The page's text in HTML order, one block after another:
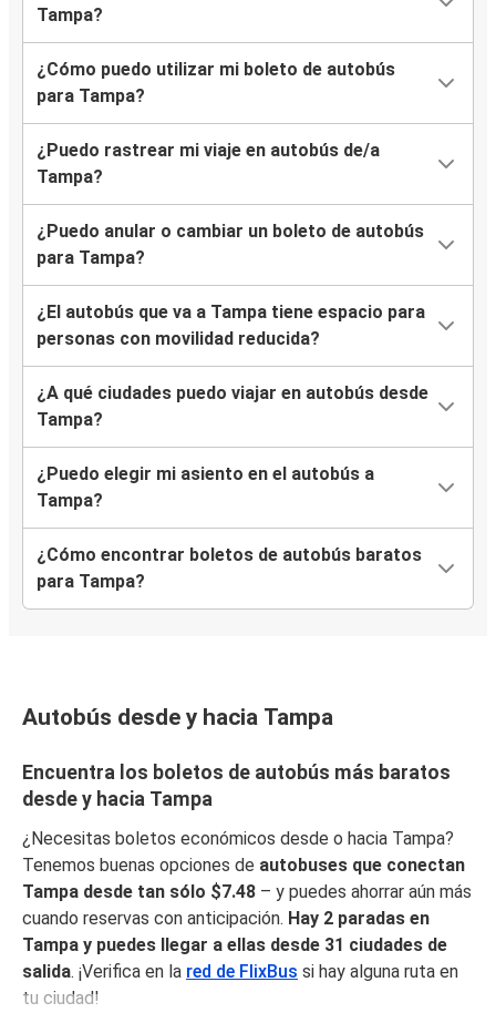
Tampa?
¿Cómo puedo utilizar mi boleto de autobús
para Tampa?
¿Puedo rastrear mi viaje en autobús de/a
Tampa?
¿Puedo anular o cambiar un boleto de autobús
para Tampa?
¿El autobús que va a Tampa tiene espacio para
personas con movilidad reducida?
¿A qué ciudades puedo viajar en autobús desde
Tampa?
¿Puedo elegir mi asiento en el autobús a
Tampa?
¿Cómo encontrar boletos de autobús baratos
para Tampa?
Autobús desde y hacia Tampa
Encuentra los boletos de autobús más baratos
desde y hacia Tampa
¿Necesitas boletos económicos desde o hacia Tampa?
Tenemos buenas opciones de autobuses que conectan
Tampa desde tan sólo $7.48 – y puedes ahorrar aún más
cuando reservas con anticipación. Hay 2 paradas en
Tampa y puedes llegar a ellas desde 31 ciudades de
salida. ¡Verifica en la red de FlixBus si hay alguna ruta en
tu ciudad!